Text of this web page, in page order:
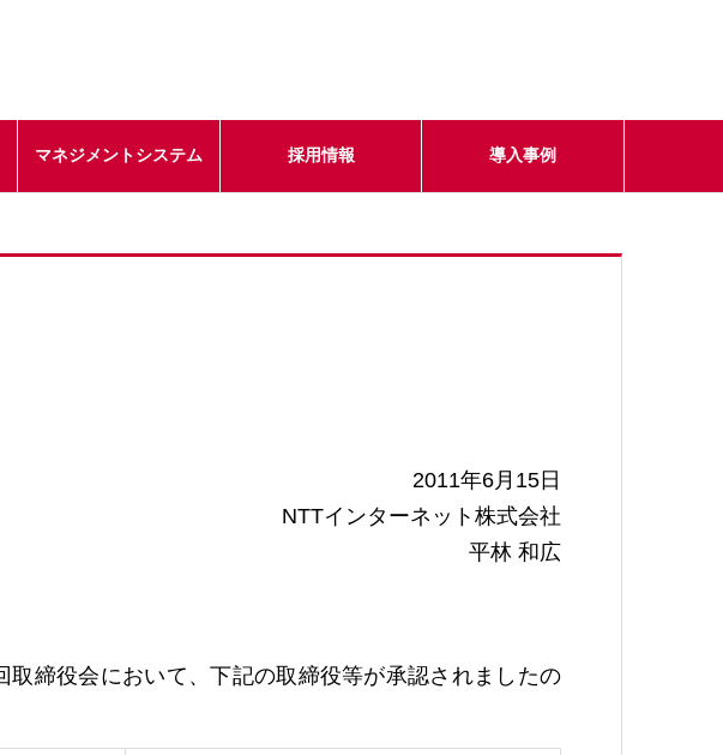
マネジメントシステム 採用情報 導入事例
2011年6月15日
NTTインターネット株式会社
平林 和広
取締役会において、下記の取締役等が承認されましたの